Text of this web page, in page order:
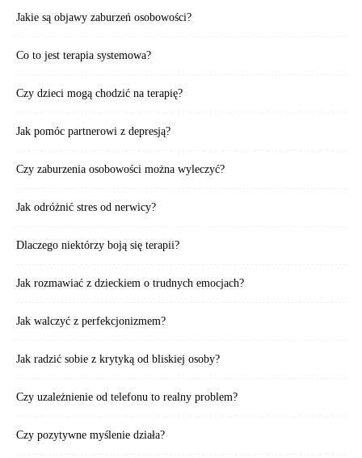
Jakie są objawy zaburzeń osobowości?
Co to jest terapia systemowa?
Czy dzieci mogą chodzić na terapię?
Jak pomóc partnerowi z depresją?
Czy zaburzenia osobowości można wyleczyć?
Jak odróżnić stres od nerwicy?
Dlaczego niektórzy boją się terapii?
Jak rozmawiać z dzieckiem o trudnych emocjach?
Jak walczyć z perfekcjonizmem?
Jak radzić sobie z krytyką od bliskiej osoby?
Czy uzależnienie od telefonu to realny problem?
Czy pozytywne myślenie działa?